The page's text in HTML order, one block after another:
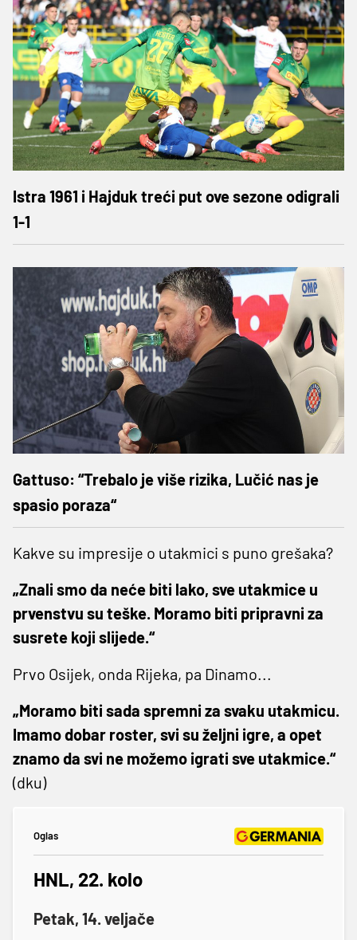
Istra 1961 i Hajduk treći put ove sezone odigrali
1-1
Gattuso: “Trebalo je više rizika, Lučić nas je
spasio poraza“
Kakve su impresije o utakmici s puno grešaka?
„Znali smo da neće biti lako, sve utakmice u
prvenstvu su teške. Moramo biti pripravni za
susrete koji slijede.“
Prvo Osijek, onda Rijeka, pa Dinamo...
„Moramo biti sada spremni za svaku utakmicu.
Imamo dobar roster, svi su željni igre, a opet
znamo da svi ne možemo igrati sve utakmice.“
(dku)
Oglas
HNL, 22. kolo
Petak, 14. veljače